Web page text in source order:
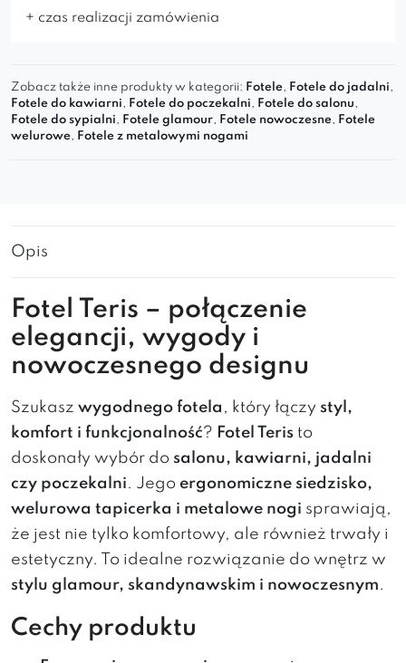
+ czas realizacji zamówienia
Zobacz także inne produkty w kategorii: Fotele, Fotele do jadalni,
Fotele do kawiarni, Fotele do poczekalni, Fotele do salonu,
Fotele do sypialni, Fotele glamour, Fotele nowoczesne, Fotele
welurowe, Fotele z metalowymi nogami
Opis
Fotel Teris – połączenie
elegancji, wygody i
nowoczesnego designu
Szukasz wygodnego fotela , który łączy styl,
komfort i funkcjonalność? Fotel Teris to
doskonały wybór do salonu, kawiarni, jadalni
czy poczekalni. Jego ergonomiczne siedzisko,
welurowa tapicerka i metalowe nogi sprawiają,
że jest nie tylko komfortowy, ale również trwały i
estetyczny. To idealne rozwiązanie do wnętrz w
stylu glamour, skandynawskim i nowoczesnym.
Cechy produktu